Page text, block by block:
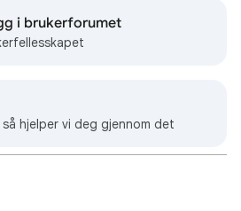
i brukerforumet
hjelper vi deg gjennom det